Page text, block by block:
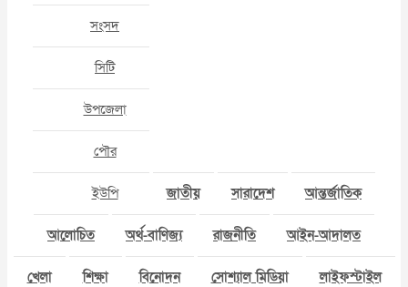
সংসদ
সিটি
উপজেলা
পৌর
ইউপি জাতীয় সারাদেশ আন্তর্জাতিক
আলোচিত অর্থ-বাণিজ্য রাজনীতি আইন-আদালত
খেলা শিক্ষা বিনোদন সোশ্যাল মিডিয়া লাইফস্টাইল